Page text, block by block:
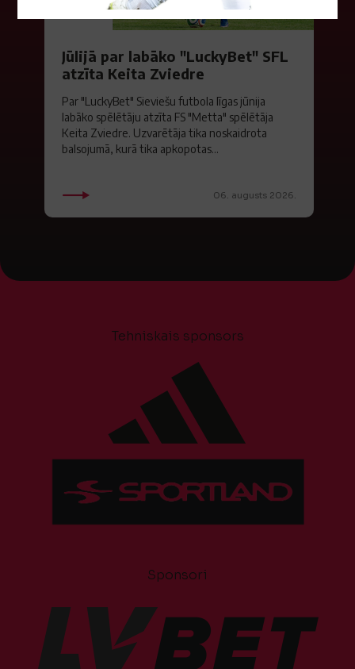
Jūlijā par labāko "LuckyBet" SFL
atzīta Keita Zviedre
Par "LuckyBet" Sieviešu futbola līgas jūnija
labāko spēlētāju atzīta FS "Metta" spēlētāja
Keita Zviedre. Uzvarētāja tika noskaidrota
balsojumā, kurā tika apkopotas...
06. augusts 2026.
Tehniskais sponsors
Sponsori